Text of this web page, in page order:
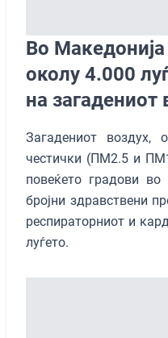
Во
околу 4.000
на загадениот
Загадениот воздух,
честички (ПМ2.5 и
повеќето градови во
бројни здравствени
респираторниот и
луѓето.